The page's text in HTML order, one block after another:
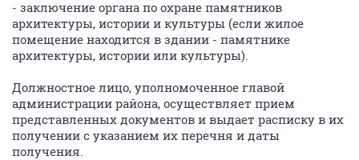
- заключение органа по охране памятников
архитектуры, истории и культуры (если жилое
помещение находится в здании - памятнике
архитектуры, истории или культуры).
Должностное лицо, уполномоченное главой
администрации района, осуществляет прием
представленных документов и выдает расписку в их
получении с указанием их перечня и даты
получения.